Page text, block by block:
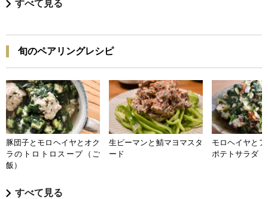
すべて見る
旬のペアリングレシピ
豚団子とモロヘイヤとオク
ラのトロトロスープ（ご
飯）
生ピーマンと鯖マヨマスタ
ード
モロヘイヤと
ポテトサラダ
すべて見る